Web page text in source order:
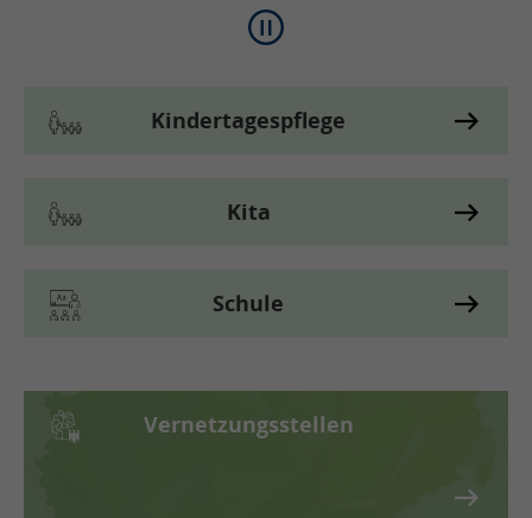
Kindertagespflege
Kita
Schule
Vernetzungsstellen